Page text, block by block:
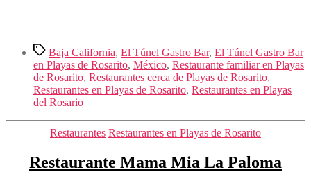
Etiquetas
Baja California, El Túnel Gastro Bar, El Túnel Gastro Bar
en Playas de Rosarito, México, Restaurante familiar en Playas
de Rosarito, Restaurantes cerca de Playas de Rosarito,
Restaurantes en Playas de Rosarito, Restaurantes en Playas
del Rosario
Categorías
Restaurantes Restaurantes en Playas de Rosarito
Restaurante Mama Mia La Paloma